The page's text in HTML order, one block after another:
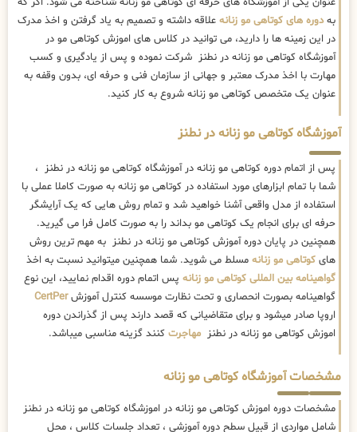
بهدوره های کوتاهی مو زنانه علاقه داشته و تصمیم به یاد گرفتن و اخذ مدرک
در این زمینه ها را دارید، می توانید در کلاس های اموزش کوتاهی مو در
آموزشگاه کوتاهی مو زنانه در نطنز شرکت نموده و پس از یادگیری و کسب
مهارت با اخذ مدرک معتبر و جهانی از سازمان فنی و حرفه ای، بدون وقفه به
عنوان یک متخصص کوتاهی مو زنانه شروع به کار کنید.
آموزشگاه کوتاهی مو زنانه در نطنز
پس از اتمام دوره کوتاهی مو زنانه در آموزشگاه کوتاهی مو زنانه در نطنز ،
شما با تمام ابزارهای مورد استفاده در کوتاهی مو زنانه به صورت کاملا عملی با
استفاده از مدل واقعی آشنا خواهید شد و تمام روش هایی که یک آرایشگر
حرفه ای برای انجام یک کوتاهی مو بداند را به صورت کامل فرا می گیرید.
همچنین در پایان دوره آموزش کوتاهی مو زنانه در نطنز به مهم ترین روش
های کوتاهی مو زنانه مسلط می شوید. شما همچنین میتوانید نسبت به اخذ
گواهینامه بین المللی کوتاهی مو زنانه پس اتمام دوره اقدام نمایید، این نوع
گواهینامه بصورت انحصاری و تحت نظارت موسسه کنترل آموزشCertPer
اروپا صادر میشود و برای متقاضیانی که قصد دارند پس از گذراندن دوره
اموزش کوتاهی مو زنانه در نطنز مهاجرت کنند گزینه مناسبی میباشد.
مشخصات آموزشگاه کوتاهی مو زنانه
مشخصات دوره اموزش کوتاهی مو زنانه در اموزشگاه کوتاهی مو زنانه در نطنز
شامل مواردی از قبیل سطح دوره آموزشی ، تعداد جلسات کلاس ، محل